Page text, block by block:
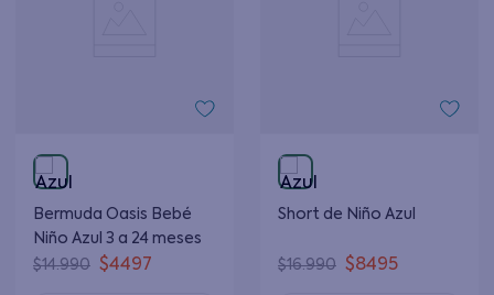
Bermuda Oasis Bebé
Niño Azul 3 a 24 meses
$14.990 $4497
Short de Niño Azul
$16.990 $8495